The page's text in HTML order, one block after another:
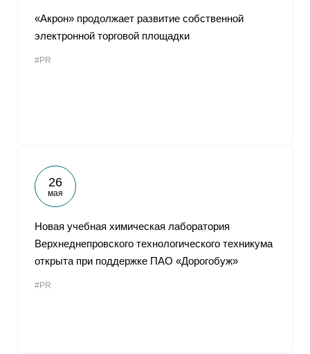
«Акрон» продолжает развитие собственной
электронной торговой площадки
#PR
26
мая
Новая учебная химическая лаборатория
Верхнеднепровского технологического техникума
открыта при поддержке ПАО «Дорогобуж»
#PR